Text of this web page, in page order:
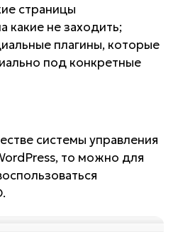
страницы
какие не заходить;
плагины, которые
под конкретные
системы управления
то можно для